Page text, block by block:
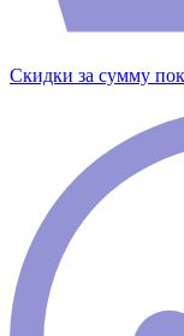
Скидки за сумму